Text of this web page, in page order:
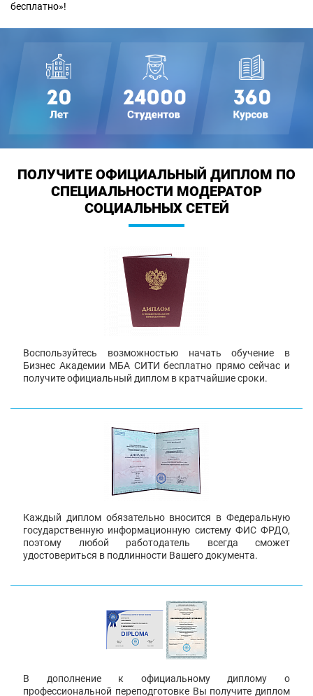
бесплатно»!
ПОЛУЧИТЕ ОФИЦИАЛЬНЫЙ ДИПЛОМ ПО
СПЕЦИАЛЬНОСТИ МОДЕРАТОР
СОЦИАЛЬНЫХ СЕТЕЙ
Воспользуйтесь возможностью начать обучение в
Бизнес Академии МБА СИТИ бесплатно прямо сейчас и
получите официальный диплом в кратчайшие сроки.
Каждый диплом обязательно вносится в Федеральную
государственную информационную систему ФИС ФРДО,
поэтому любой работодатель всегда сможет
удостовериться в подлинности Вашего документа.
В дополнение к официальному диплому о
профессиональной переподготовке Вы получите диплом